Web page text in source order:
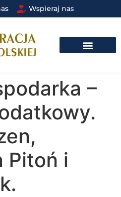
Wspieraj nas
–
Pitoń i